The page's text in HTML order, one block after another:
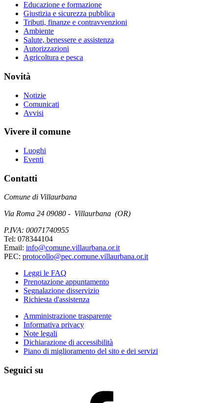
Educazione e formazione
Giustizia e sicurezza pubblica
Tributi, finanze e contravvenzioni
Ambiente
Salute, benessere e assistenza
Autorizzazioni
Agricoltura e pesca
Novità
Notizie
Comunicati
Avvisi
Vivere il comune
Luoghi
Eventi
Contatti
Comune di Villaurbana
Via Roma 24 09080 - Villaurbana (OR)
P.IVA: 00071740955
Tel: 078344104
Email: info@comune.villaurbana.or.it
PEC: protocollo@pec.comune.villaurbana.or.it
Leggi le FAQ
Prenotazione appuntamento
Segnalazione disservizio
Richiesta d'assistenza
Amministrazione trasparente
Informativa privacy
Note legali
Dichiarazione di accessibilità
Piano di miglioramento del sito e dei servizi
Seguici su